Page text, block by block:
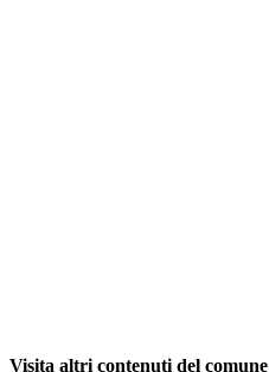
Visita altri contenuti del comune